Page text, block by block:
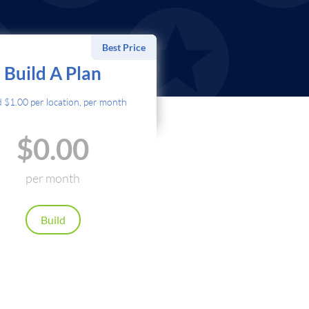
Best Price
Build A Plan
$1.00 per location, per month
$0.00
per month
Build
Cryptocurrency
Local Payments
automatically. Cancel anytime.